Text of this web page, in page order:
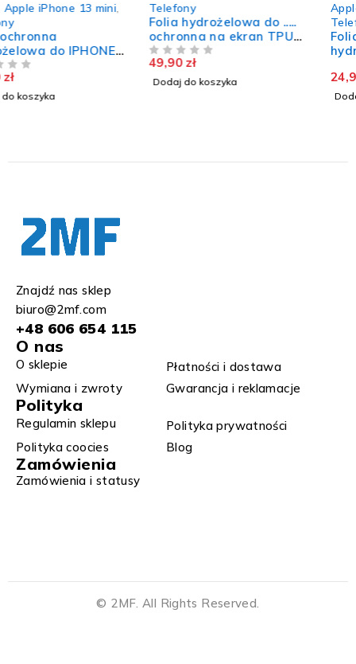
Telefony
Folia hydrożelowa do .....
ochronna na ekran TPU
szkło 2 sztuki
49,90
Dodaj do koszyka
Apple Apple iPhone 13 Pro,
Telefony
Folia ochronna
hydrożelowa do IPHONE
13 PRO wytrzymała szkło
niepękająceTPU
24,90zł
Znajdź nas sklep
biuro@2mf.com
+48 606 654 115
O nas
O sklepie
Płatności i dostawa
Wymiana i zwroty​
Gwarancja i reklamacje​​
Polityka
Regulamin sklepu​
Polityka prywatności
Polityka coocies
Blog
Zamówienia
Zamówienia i statusy
© 2MF. All Rights Reserved.